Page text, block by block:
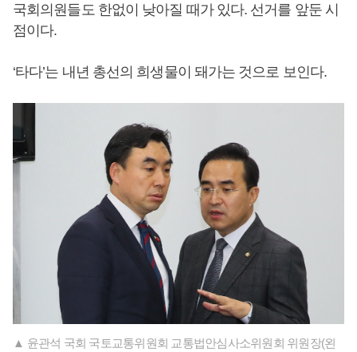
국회의원들도 한없이 낮아질 때가 있다. 선거를 앞둔 시
점이다.
‘타다’는 내년 총선의 희생물이 돼가는 것으로 보인다.
▲ 윤관석 국회 국토교통위원회 교통법안심사소위원회 위원장(왼